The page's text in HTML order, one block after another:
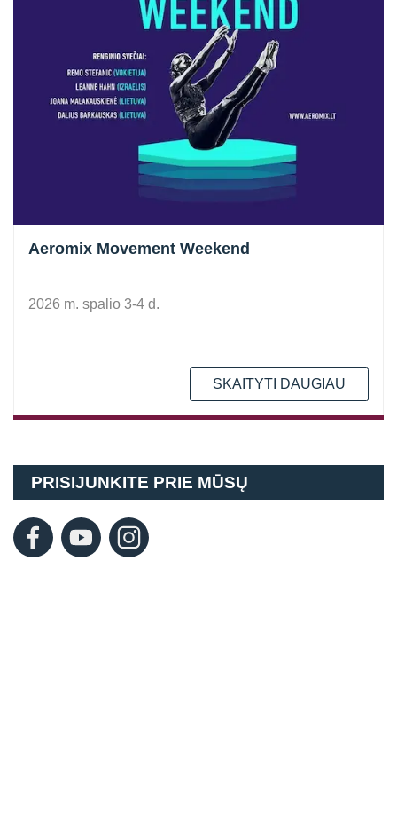
Aeromix Movement Weekend
2026 m. spalio 3-4 d.
SKAITYTI DAUGIAU
PRISIJUNKITE PRIE MŪSŲ